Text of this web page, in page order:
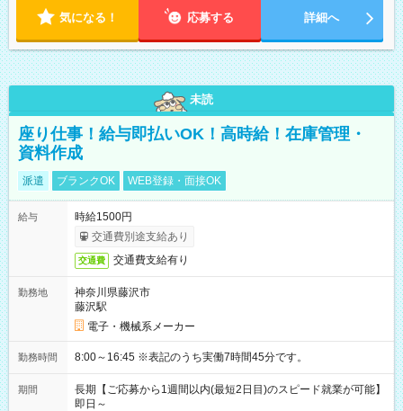
気になる！ 応募する 詳細へ
未読
座り仕事！給与即払いOK！高時給！在庫管理・
資料作成
派遣 ブランクOK WEB登録・面接OK
給与
時給1500円
交通費別途支給あり
交通費 交通費支給有り
勤務地
神奈川県藤沢市
藤沢駅
電子・機械系メーカー
勤務時間 8:00～16:45 ※表記のうち実働7時間45分です。
期間
長期【ご応募から1週間以内(最短2日目)のスピード就業が可能】
即日～